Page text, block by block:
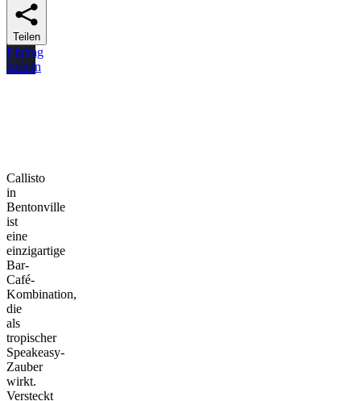
Teilen
Eintrag
ändern
Callisto
in
Bentonville
ist
eine
einzigartige
Bar-
Café-
Kombination,
die
als
tropischer
Speakeasy-
Zauber
wirkt.
Versteckt